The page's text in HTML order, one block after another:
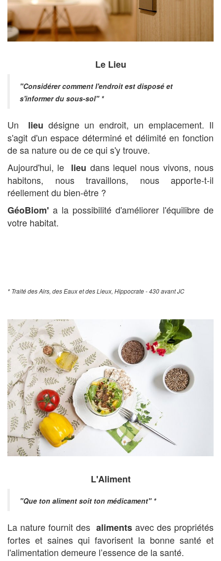
Le Lieu
"Considérer comment l'endroit est disposé et
s'informer du sous-sol" *
Un lieu désigne un endroit, un emplacement. Il
s'agit d'un espace déterminé et délimité en fonction
de sa nature ou de ce qui s'y trouve.
Aujourd'hui, le lieu dans lequel nous vivons, nous
habitons, nous travaillons, nous apporte-t-il
réellement du bien-être ?
GéoBiom' a la possibilité d'améliorer l'équilibre de
votre habitat.
* Traité des Airs, des Eaux et des Lieux, Hippocrate - 430 avant JC
L'Aliment
"Que ton aliment soit ton médicament" *
La nature fournit des alimentsavec des propriétés
fortes et saines qui favorisent la bonne santé et
l'alimentation demeure l’essence de la santé.